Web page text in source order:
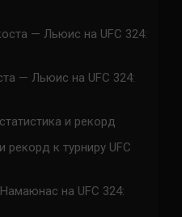
— Льюис на UFC 324:
— Льюис на UFC 324:
и рекорд
рекорд к турниру UFC
на UFC 324: